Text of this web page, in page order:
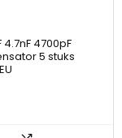
4700pF
5 stuks